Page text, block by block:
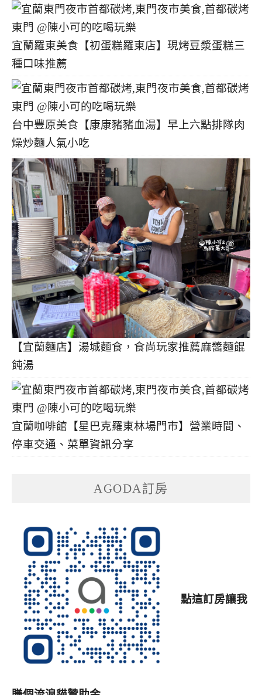
宜蘭羅東美食【初蛋糕羅東店】現烤豆漿蛋糕三
種口味推薦
台中豐原美食【康康豬豬血湯】早上六點排隊肉
燥炒麵人氣小吃
【宜蘭麵店】湯城麵食，食尚玩家推薦麻醬麵餛
飩湯
宜蘭咖啡館【星巴克羅東林場門市】營業時間、
停車交通、菜單資訊分享
AGODA訂房
點這訂房讓我